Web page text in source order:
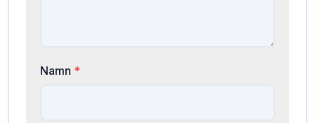
Namn *